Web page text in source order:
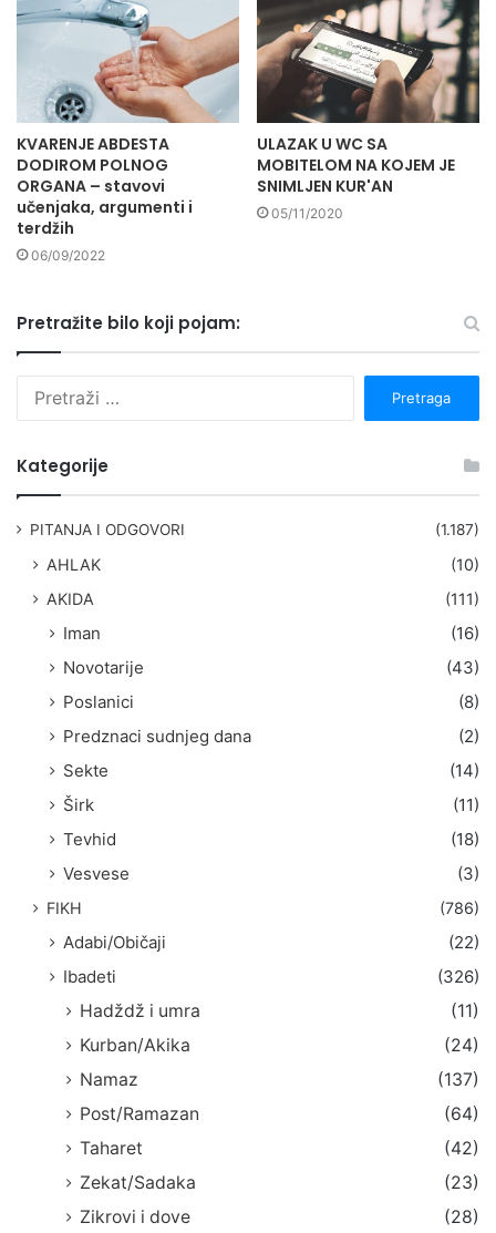
KVARENJE ABDESTA
DODIROM POLNOG
ORGANA – stavovi
učenjaka, argumenti i
terdžih
06/09/2022
ULAZAK U WC SA
MOBITELOM NA KOJEM JE
SNIMLJEN KUR'AN
05/11/2020
Pretražite bilo koji pojam:
Kategorije
PITANJA I ODGOVORI (1.187)
AHLAK
(10)
AKIDA
(111)
Iman
(16)
Novotarije
(43)
Poslanici
(8)
Predznaci sudnjeg dana
(2)
Sekte
(14)
Širk
(11)
Tevhid
(18)
Vesvese
(3)
FIKH (786)
Adabi/Običaji
(22)
Ibadeti
(326)
Hadždž i umra
(11)
Kurban/Akika
(24)
Namaz
(137)
Post/Ramazan
(64)
Taharet
(42)
Zekat/Sadaka
(23)
Zikrovi i dove
(28)